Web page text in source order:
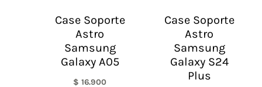
Case Soporte
Astro
Samsung
Galaxy A05
$ 16.900
Case Soporte
Astro
Samsung
Galaxy S24
Plus